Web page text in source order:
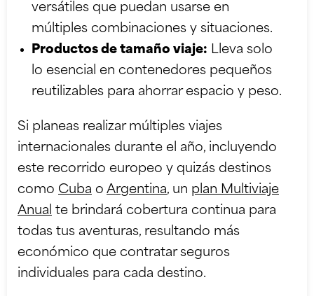
versátiles que puedan usarse en
múltiples combinaciones y situaciones.
Productos de tamaño viaje: Lleva solo
lo esencial en contenedores pequeños
reutilizables para ahorrar espacio y peso.
Si planeas realizar múltiples viajes
internacionales durante el año, incluyendo
este recorrido europeo y quizás destinos
como Cuba o Argentina, un plan Multiviaje
Anual te brindará cobertura continua para
todas tus aventuras, resultando más
económico que contratar seguros
individuales para cada destino.